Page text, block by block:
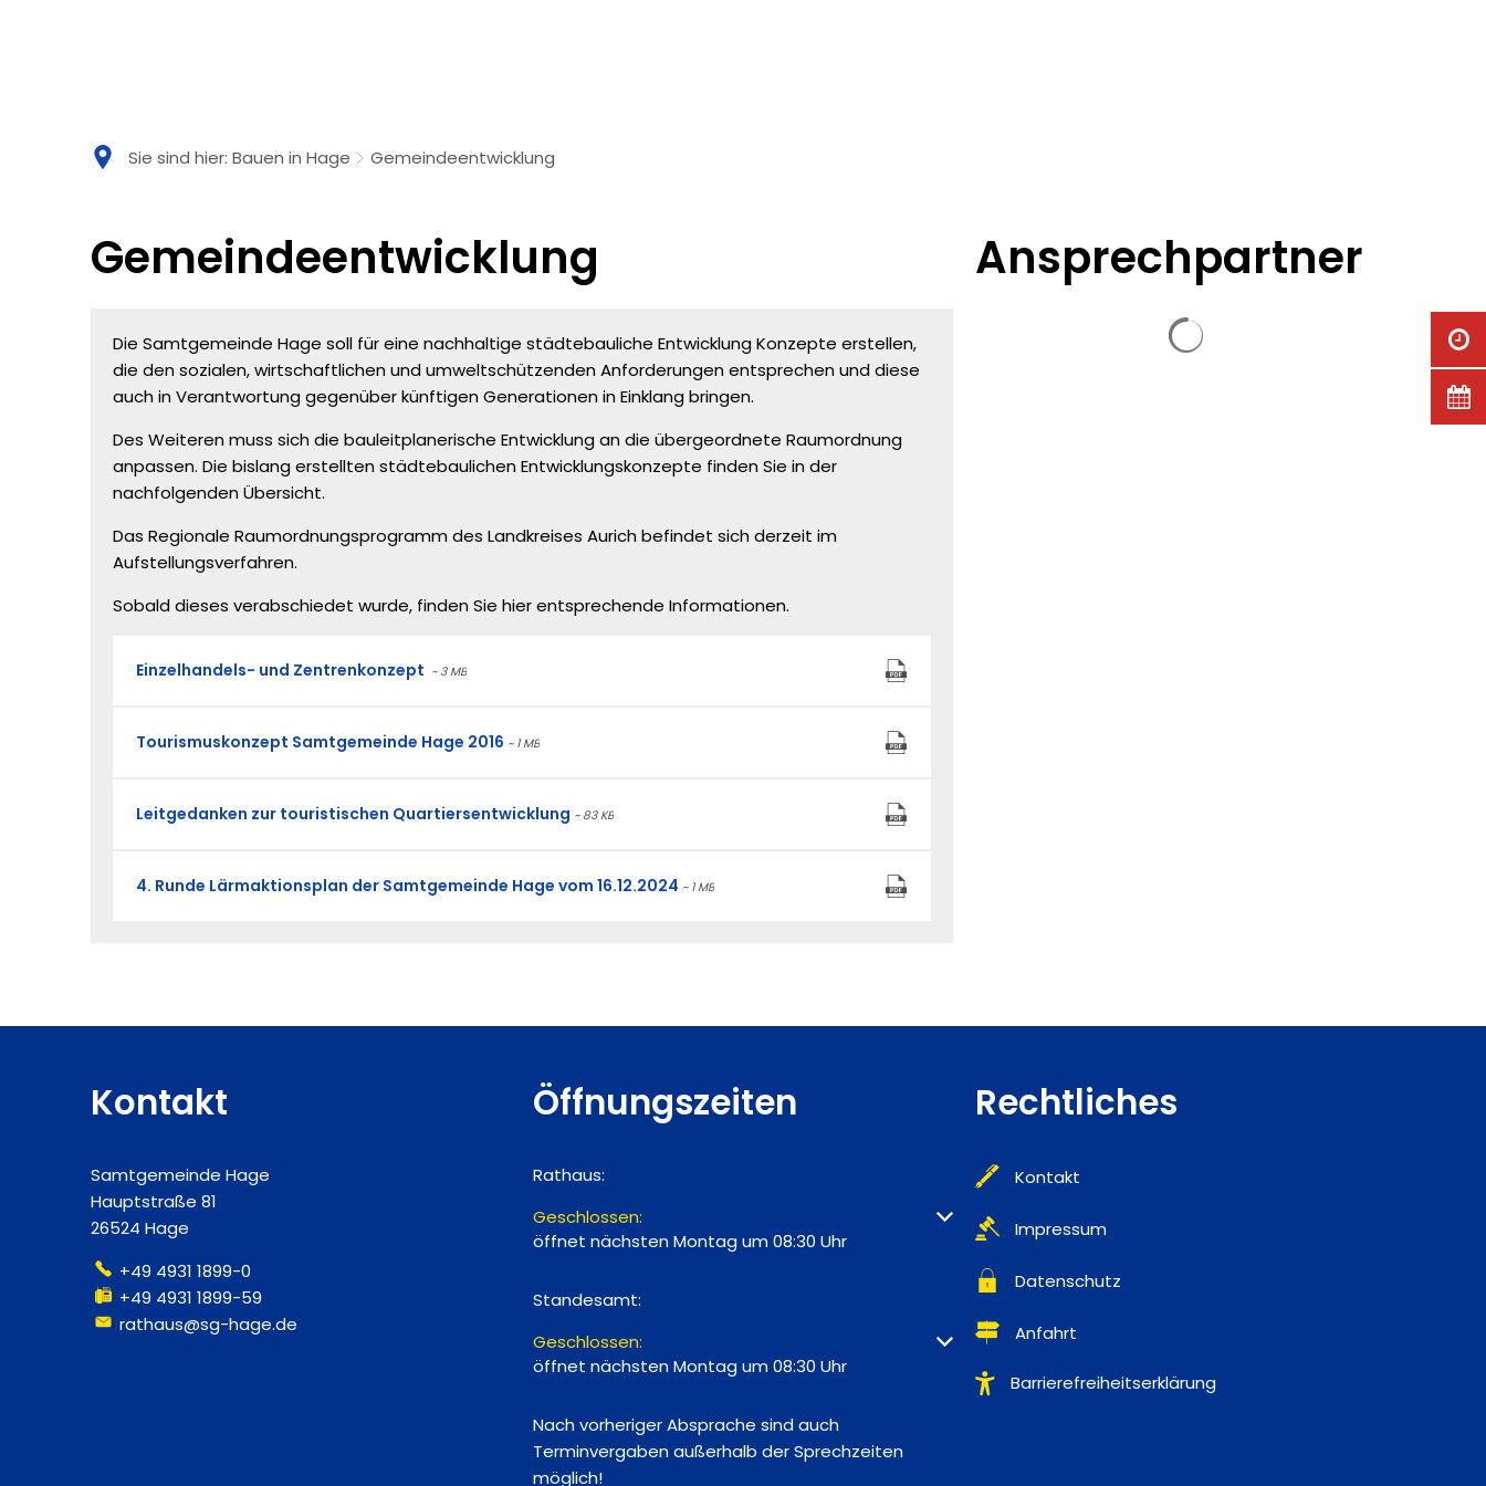
Sie sind hier: Bauen in Hage Gemeindeentwicklung
Gemeindeentwicklung
Gemeindeentwicklung
Die Samtgemeinde Hage soll für eine nachhaltige städtebauliche Entwicklung Konzepte erstellen,
die den sozialen, wirtschaftlichen und umweltschützenden Anforderungen entsprechen und diese
auch in Verantwortung gegenüber künftigen Generationen in Einklang bringen.
Des Weiteren muss sich die bauleitplanerische Entwicklung an die übergeordnete Raumordnung
anpassen. Die bislang erstellten städtebaulichen Entwicklungskonzepte finden Sie in der
nachfolgenden Übersicht.
Das Regionale Raumordnungsprogramm des Landkreises Aurich befindet sich derzeit im
Aufstellungsverfahren.
Sobald dieses verabschiedet wurde, finden Sie hier entsprechende Informationen.
Einzelhandels- und Zentrenkonzept ~ 3 MB
Tourismuskonzept Samtgemeinde Hage 2016 ~ 1 MB
Leitgedanken zur touristischen Quartiersentwicklung ~ 83 KB
4. Runde Lärmaktionsplan der Samtgemeinde Hage vom 16.12.2024 ~ 1 MB
Ansprechpartner
Kontakt
Samtgemeinde Hage
Hauptstraße 81
26524 Hage
+49 4931 1899-0
+49 4931 1899-59
rathaus@sg-hage.de
Öffnungszeiten
Rathaus:
Klicken, um weitere Öffnungs- oder Schließzeiten auszublenden
Geschlossen:
öffnet nächsten Montag um 08:30 Uhr
Standesamt:
Klicken, um weitere Öffnungs- oder Schließzeiten auszublenden
Geschlossen:
öffnet nächsten Montag um 08:30 Uhr
Nach vorheriger Absprache sind auch
Terminvergaben außerhalb der Sprechzeiten
möglich!
Rechtliches
Kontakt
Impressum
Datenschutz
Anfahrt
Barrierefreiheitserklärung